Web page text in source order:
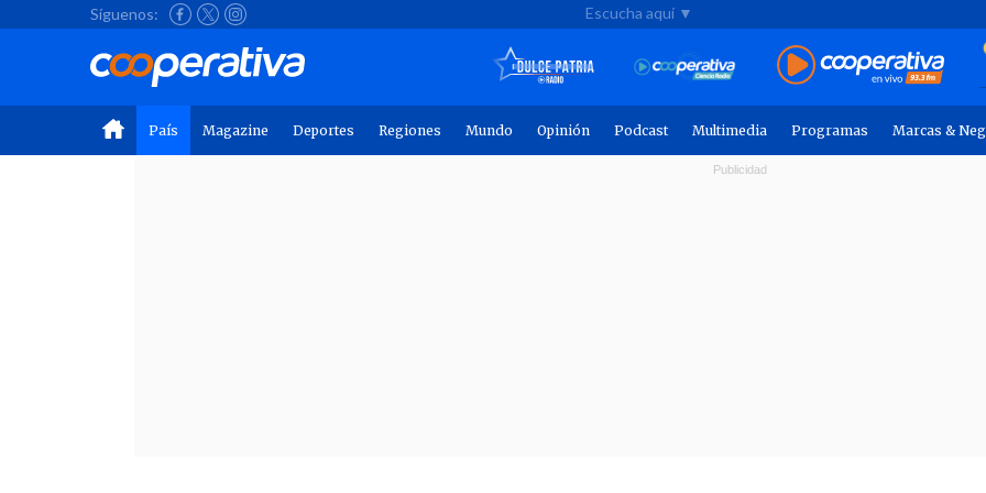
Síguenos: Escucha aquí ▼
País Magazine Deportes Regiones Mundo Opinión Podcast Multimedia Programas Marcas &